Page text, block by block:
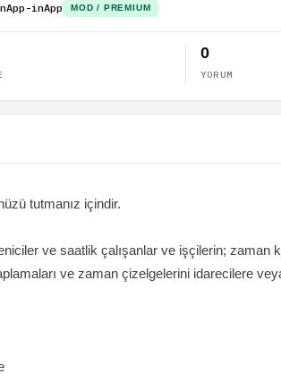
inApp MOD / PREMIUM
0
YORUM
tutmanız içindir.
ve saatlik çalışanlar ve işçilerin; zaman
ve zaman çizelgelerini idarecilere